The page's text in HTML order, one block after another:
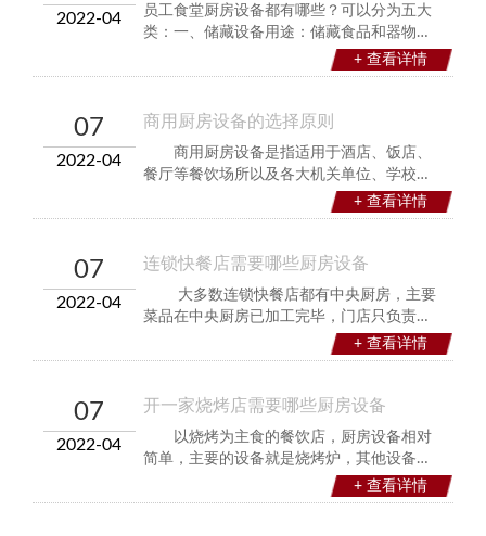
2022-04
+ 查看详情
员工食堂厨房设备都有哪些？可以分为五大
类：一、储藏设备用途：储藏食品和器物用
品。种类：冰箱、冷藏库、冷冻库、碗碟
柜、调料柜、食品柜、吊柜、货架等。员工
热水的供应系统和排水设备。用途：清洗餐
具、厨具和食材
07
2022-04
商用厨房设备的选择原则
+ 查看详情
商用厨房设备是指适用于酒店、饭店、
餐厅等餐饮场所以及各大机关单位、学校、
医院、工地等食堂的大型厨房设备的总称，
包含满足厨房清洗、切割、消毒、烹调、储
先进、齐全的厨房设备是厨房高品质菜肴生
产所必需的，
07
2022-04
连锁快餐店需要哪些厨房设备
+ 查看详情
大多数连锁快餐店都有中央厨房，主要
菜品在中央厨房已加工完毕，门店只负责二
次加热或半成品加工和简单菜品加工，但并
没有说明此类连锁快餐店厨房设备要比其他
07
2022-04
开一家烧烤店需要哪些厨房设备
+ 查看详情
以烧烤为主食的餐饮店，厨房设备相对
简单，主要的设备就是烧烤炉，其他设备都
围绕烧烤来配置的。烧烤炉有很多种，常用
的有碳烤炉、电热烧烤炉、燃气烧烤炉、微